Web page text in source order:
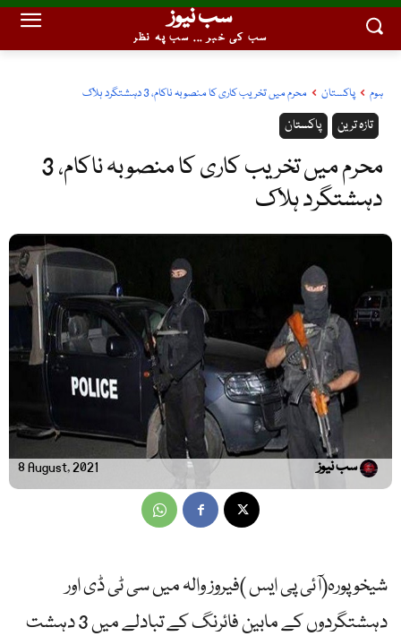
سب نیوز
سب کی خبر ... سب پہ نظر
ہوم پاکستان محرم میں تخریب کاری کا منصوبہ ناکام، 3 دہشتگرد ہلاک
پاکستان تازہ ترین
محرم میں تخریب کاری کا منصوبہ ناکام، 3
دہشتگرد ہلاک
8 August, 2021 سب نیوز
شیخوپورہ(آئی پی ایس )فیروز والہ میں سی ٹی ڈی اور
دہشتگردوں کے مابین فائرنگ کے تبادلے میں 3 دہشت